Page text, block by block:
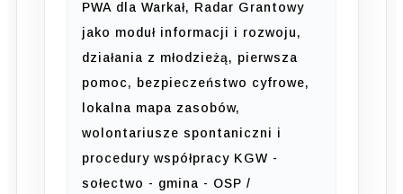
PWA dla Warkał, Radar Grantowy
jako moduł informacji i rozwoju,
działania z młodzieżą, pierwsza
pomoc, bezpieczeństwo cyfrowe,
lokalna mapa zasobów,
wolontariusze spontaniczni i
procedury współpracy KGW -
sołectwo - gmina - OSP /